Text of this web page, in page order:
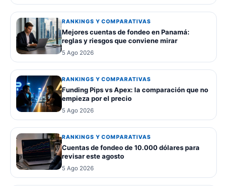
RANKINGS Y COMPARATIVAS
Mejores cuentas de fondeo en Panamá:
reglas y riesgos que conviene mirar
5 Ago 2026
RANKINGS Y COMPARATIVAS
Funding Pips vs Apex: la comparación que no
empieza por el precio
5 Ago 2026
RANKINGS Y COMPARATIVAS
Cuentas de fondeo de 10.000 dólares para
revisar este agosto
5 Ago 2026